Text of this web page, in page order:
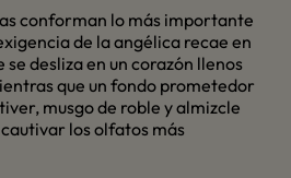
conforman lo más importante
de la angélica recae en
desliza en un corazón llenos
que un fondo prometedor
musgo de roble y almizcle
los olfatos más